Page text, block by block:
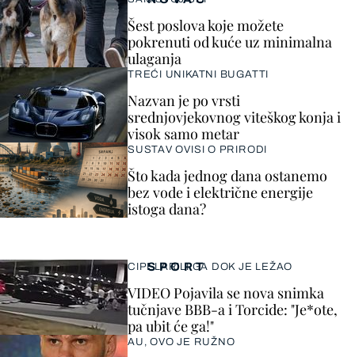
SPORT
CIPELARILI GA DOK JE LEŽAO
VIDEO Pojavila se nova snimka
tučnjave BBB-a i Torcide: "Je*ote,
pa ubit će ga!"
AU, OVO JE RUŽNO
Šest poslova koje možete
pokrenuti od kuće uz minimalna
ulaganja
TREĆI UNIKATNI BUGATTI
Nazvan je po vrsti
srednjovjekovnog viteškog konja i
visok samo metar
SUSTAV OVISI O PRIRODI
Što kada jednog dana ostanemo
bez vode i električne energije
istoga dana?